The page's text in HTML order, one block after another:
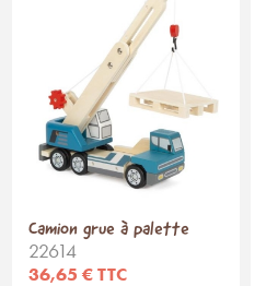
Camion grue à palette
22614
36,65 € TTC